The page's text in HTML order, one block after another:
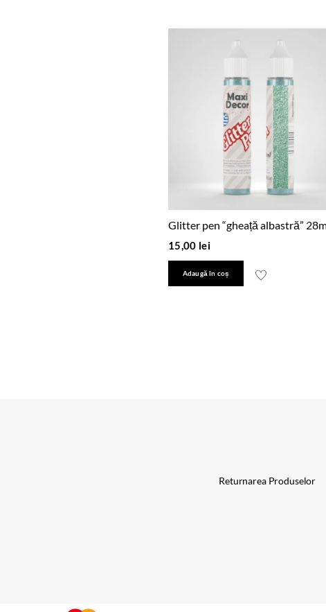
Glitter pen “gheață albastră”
15,00 lei
Adaugă în coș
Returnarea Produselor